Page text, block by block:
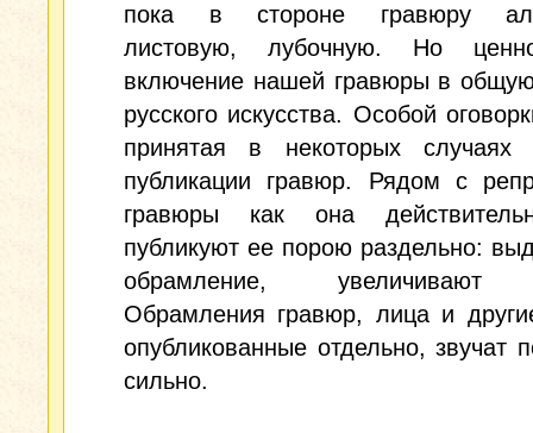
пока в стороне гравюру
листовую, лубочную. Но
включение нашей гравюры в
русского искусства. Особой
принятая в некоторых случаях
публикации гравюр. Рядом с
гравюры как она
публикуют ее порою раздельно:
обрамление, увеличивают
Обрамления гравюр, лица и
опубликованные отдельно, звучат
сильно.